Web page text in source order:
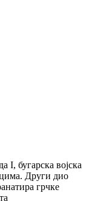
I, бугарска војска
Други дио
грчке